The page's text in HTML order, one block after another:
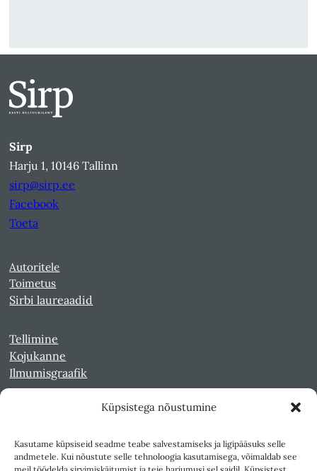
Küpsistega nõustumine
Kasutame küpsiseid seadme teabe salvestamiseks ja ligipääsuks selle
andmetele. Kui nõustute selle tehnoloogia kasutamisega, võimaldab see
Sirp
Harju 1, 10146 Tallinn
sirp@sirp.ee
Facebook
Toeta
Autoritele
Toimetus
Sirbi laureaadid
Tellimine
Kojukanne
Ilmumisgraafik
Kultuurileht 1994-1997
Reede 1989-1990